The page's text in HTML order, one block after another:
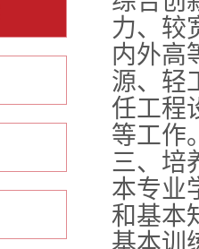
力、较
内外高
源、轻
任工程
等工作
三、培
本专业
和基本
基本训